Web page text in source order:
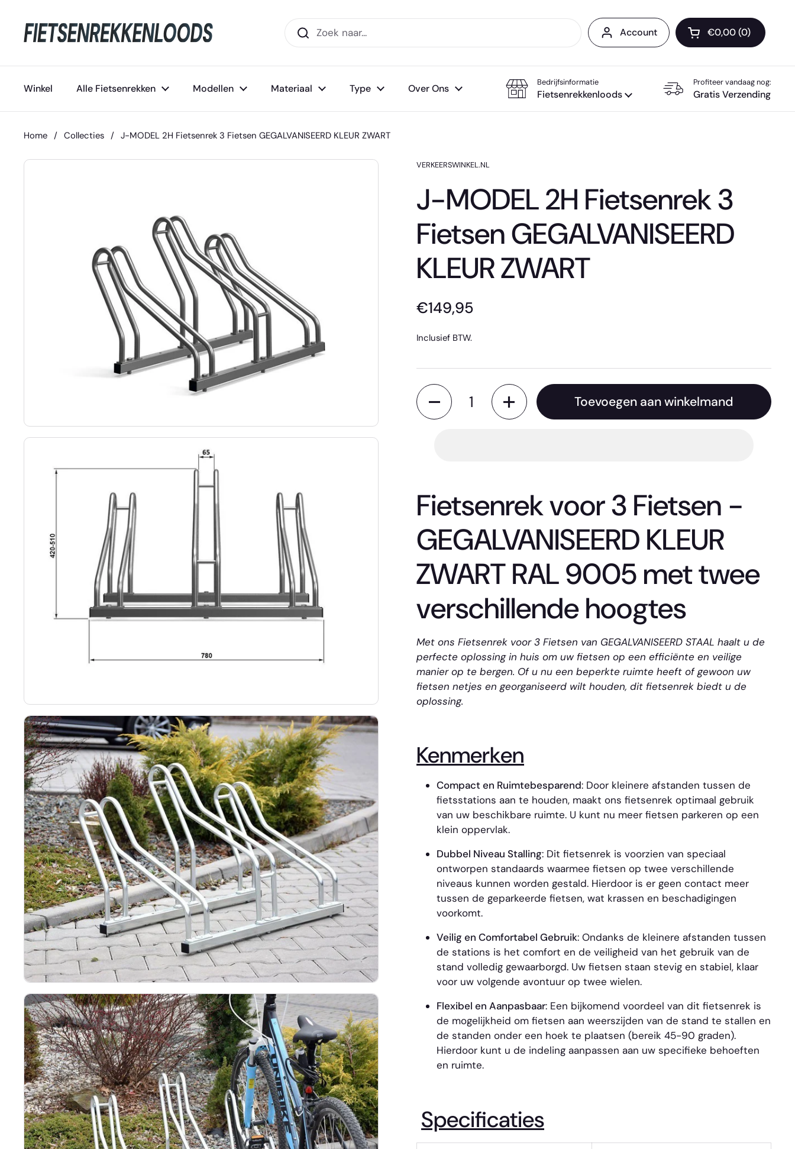
Account Winkelwagentje
€0,00 0
Winkel Alle Fietsenrekken Modellen Materiaal Type Over Ons
Bedrijfsinformatie
Fietsenrekkenloods
Profiteer vandaag nog:
Gratis Verzending
Home / Collecties / J-MODEL 2H Fietsenrek 3 Fietsen GEGALVANISEERD KLEUR ZWART
VERKEERSWINKEL.NL
J-MODEL 2H Fietsenrek 3
Fietsen GEGALVANISEERD
KLEUR ZWART
€149,95
Inclusief BTW.
Aantal
Toevoegen aan winkelmand
Fietsenrek voor 3 Fietsen -
GEGALVANISEERD KLEUR
ZWART RAL 9005 met twee
verschillende hoogtes
Met ons Fietsenrek voor 3 Fietsen van GEGALVANISEERD STAAL haalt u de
perfecte oplossing in huis om uw fietsen op een efficiënte en veilige
manier op te bergen. Of u nu een beperkte ruimte heeft of gewoon uw
fietsen netjes en georganiseerd wilt houden, dit fietsenrek biedt u de
oplossing.
Kenmerken
Compact en Ruimtebesparend: Door kleinere afstanden tussen de
fietsstations aan te houden, maakt ons fietsenrek optimaal gebruik
van uw beschikbare ruimte. U kunt nu meer fietsen parkeren op een
klein oppervlak.
Dubbel Niveau Stalling: Dit fietsenrek is voorzien van speciaal
ontworpen standaards waarmee fietsen op twee verschillende
niveaus kunnen worden gestald. Hierdoor is er geen contact meer
tussen de geparkeerde fietsen, wat krassen en beschadigingen
voorkomt.
Veilig en Comfortabel Gebruik: Ondanks de kleinere afstanden tussen
de stations is het comfort en de veiligheid van het gebruik van de
stand volledig gewaarborgd. Uw fietsen staan stevig en stabiel, klaar
voor uw volgende avontuur op twee wielen.
Flexibel en Aanpasbaar: Een bijkomend voordeel van dit fietsenrek is
de mogelijkheid om fietsen aan weerszijden van de stand te stallen en
de standen onder een hoek te plaatsen (bereik 45-90 graden).
Hierdoor kunt u de indeling aanpassen aan uw specifieke behoeften
en ruimte.
Specificaties